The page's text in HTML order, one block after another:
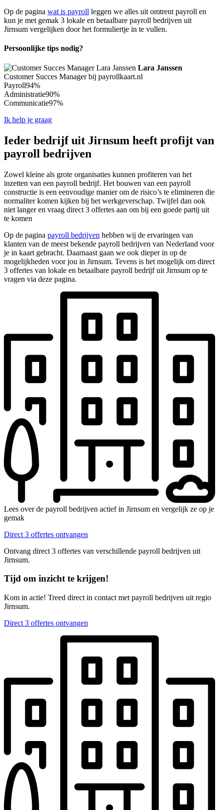
Op de pagina wat is payroll leggen we alles uit omtrent payroll en
kun je met gemak 3 lokale en betaalbare payroll bedrijven uit
Jirnsum vergelijken door het formuliertje in te vullen.
Persoonlijke tips nodig?
Lara Janssen
Customer Succes Manager bij payrollkaart.nl
Payroll94%
Administratie90%
Communicatie97%
Ik help je graag
Ieder bedrijf uit Jirnsum heeft profijt van
payroll bedrijven
Zowel kleine als grote organisaties kunnen profiteren van het
inzetten van een payroll bedrijf. Het bouwen van een payroll
constructie is een eenvoudige manier om de risico’s te elimineren die
normaliter komen kijken bij het werkgeverschap. Twijfel dan ook
niet langer en vraag direct 3 offertes aan om bij een goede partij uit
te komen
Op de pagina payroll bedrijven hebben wij de ervaringen van
klanten van de meest bekende payroll bedrijven van Nederland voor
je in kaart gebracht. Daarnaast gaan we ook dieper in op de
mogelijkheden voor jou in Jirnsum. Tevens is het mogelijk om direct
3 offertes van lokale en betaalbare payroll bedrijf uit Jirnsum op te
vragen via deze pagina.
Lees over de payroll bedrijven actief in Jirnsum en vergelijk ze op je
gemak
Direct 3 offertes ontvangen
Ontvang direct 3 offertes van verschillende payroll bedrijven uit
Jirnsum.
Tijd om inzicht te krijgen!
Kom in actie! Treed direct in contact met payroll bedrijven uit regio
Jirnsum.
Direct 3 offertes ontvangen